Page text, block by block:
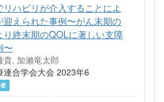
ハビリが介入することによ
迎えられた事例〜がん末期の
り終末期のQOLに著しい支障
〜
貴, 加瀨竜太郎
合学会大会 2023年6